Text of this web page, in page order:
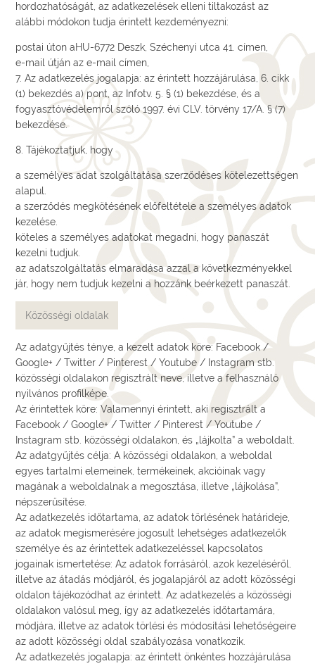
hordozhatóságát, az adatkezelések elleni tiltakozást az
alábbi módokon tudja érintett kezdeményezni:
postai úton aHU-6772 Deszk, Széchenyi utca 41. címen,
e-mail útján az e-mail címen,
7. Az adatkezelés jogalapja: az érintett hozzájárulása, 6. cikk
(1) bekezdés a) pont, az Infotv. 5. § (1) bekezdése, és a
fogyasztóvédelemről szóló 1997. évi CLV. törvény 17/A. § (7)
bekezdése.
8. Tájékoztatjuk, hogy
a személyes adat szolgáltatása szerződéses kötelezettségen
alapul.
a szerződés megkötésének előfeltétele a személyes adatok
kezelése.
köteles a személyes adatokat megadni, hogy panaszát
kezelni tudjuk.
az adatszolgáltatás elmaradása azzal a következményekkel
jár, hogy nem tudjuk kezelni a hozzánk beérkezett panaszát.
Közösségi oldalak
Az adatgyűjtés ténye, a kezelt adatok köre: Facebook /
Google+ / Twitter / Pinterest / Youtube / Instagram stb.
közösségi oldalakon regisztrált neve, illetve a felhasználó
nyilvános profilképe.
Az érintettek köre: Valamennyi érintett, aki regisztrált a
Facebook / Google+ / Twitter / Pinterest / Youtube /
Instagram stb. közösségi oldalakon, és „lájkolta” a weboldalt.
Az adatgyűjtés célja: A közösségi oldalakon, a weboldal
egyes tartalmi elemeinek, termékeinek, akcióinak vagy
magának a weboldalnak a megosztása, illetve „lájkolása”,
népszerűsítése.
Az adatkezelés időtartama, az adatok törlésének határideje,
az adatok megismerésére jogosult lehetséges adatkezelők
személye és az érintettek adatkezeléssel kapcsolatos
jogainak ismertetése: Az adatok forrásáról, azok kezeléséről,
illetve az átadás módjáról, és jogalapjáról az adott közösségi
oldalon tájékozódhat az érintett. Az adatkezelés a közösségi
oldalakon valósul meg, így az adatkezelés időtartamára,
módjára, illetve az adatok törlési és módosítási lehetőségeire
az adott közösségi oldal szabályozása vonatkozik.
Az adatkezelés jogalapja: az érintett önkéntes hozzájárulása